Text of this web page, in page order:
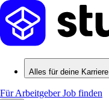
Alles für deine Karriere
Für ArbeitgeberJob finden